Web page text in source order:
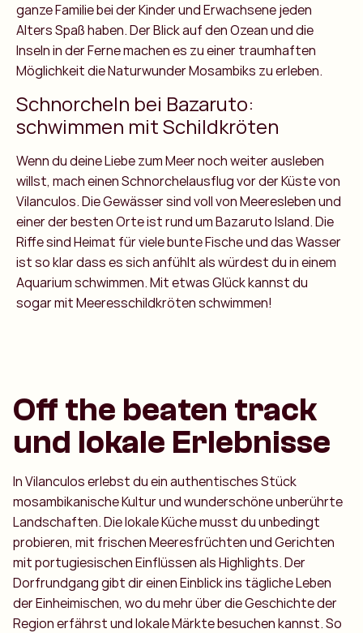
ganze Familie bei der Kinder und Erwachsene jeden
Alters Spaß haben. Der Blick auf den Ozean und die
Inseln in der Ferne machen es zu einer traumhaften
Möglichkeit die Naturwunder Mosambiks zu erleben.
Schnorcheln bei Bazaruto:
schwimmen mit Schildkröten
Wenn du deine Liebe zum Meer noch weiter ausleben
willst, mach einen Schnorchelausflug vor der Küste von
Vilanculos. Die Gewässer sind voll von Meeresleben und
einer der besten Orte ist rund um Bazaruto Island. Die
Riffe sind Heimat für viele bunte Fische und das Wasser
ist so klar dass es sich anfühlt als würdest du in einem
Aquarium schwimmen. Mit etwas Glück kannst du
sogar mit Meeresschildkröten schwimmen!
Off the beaten track
und lokale Erlebnisse
In Vilanculos erlebst du ein authentisches Stück
mosambikanische Kultur und wunderschöne unberührte
Landschaften. Die lokale Küche musst du unbedingt
probieren, mit frischen Meeresfrüchten und Gerichten
mit portugiesischen Einflüssen als Highlights. Der
Dorfrundgang gibt dir einen Einblick ins tägliche Leben
der Einheimischen, wo du mehr über die Geschichte der
Region erfährst und lokale Märkte besuchen kannst. So